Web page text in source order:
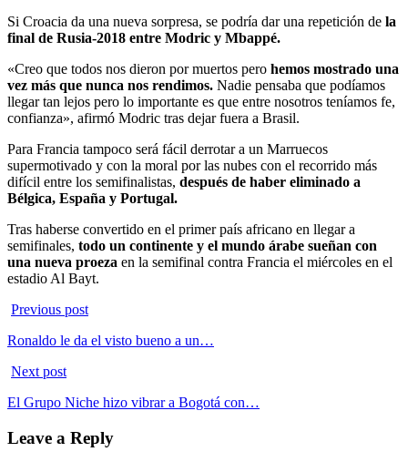
Si Croacia da una nueva sorpresa, se podría dar una repetición de la
final de Rusia-2018 entre Modric y Mbappé.
«Creo que todos nos dieron por muertos pero hemos mostrado una
vez más que nunca nos rendimos. Nadie pensaba que podíamos
llegar tan lejos pero lo importante es que entre nosotros teníamos fe,
confianza», afirmó Modric tras dejar fuera a Brasil.
Para Francia tampoco será fácil derrotar a un Marruecos
supermotivado y con la moral por las nubes con el recorrido más
difícil entre los semifinalistas, después de haber eliminado a
Bélgica, España y Portugal.
Tras haberse convertido en el primer país africano en llegar a
semifinales, todo un continente y el mundo árabe sueñan con
una nueva proeza en la semifinal contra Francia el miércoles en el
estadio Al Bayt.
Previous post
Ronaldo le da el visto bueno a un…
Next post
El Grupo Niche hizo vibrar a Bogotá con…
Leave a Reply